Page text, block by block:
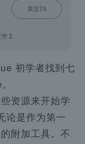
关注TA
赞 2
初学者找到七
资源来开始学
论是作为第一
附加工具。不